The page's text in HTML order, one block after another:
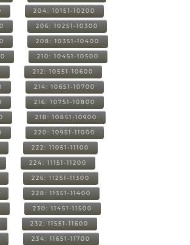
204: 10151-10200
206: 10251-10300
208: 10351-10400
210: 10451-10500
212: 10551-10600
214: 10651-10700
216: 10751-10800
218: 10851-10900
220: 10951-11000
222: 11051-11100
224: 11151-11200
226: 11251-11300
228: 11351-11400
230: 11451-11500
232: 11551-11600
234: 11651-11700